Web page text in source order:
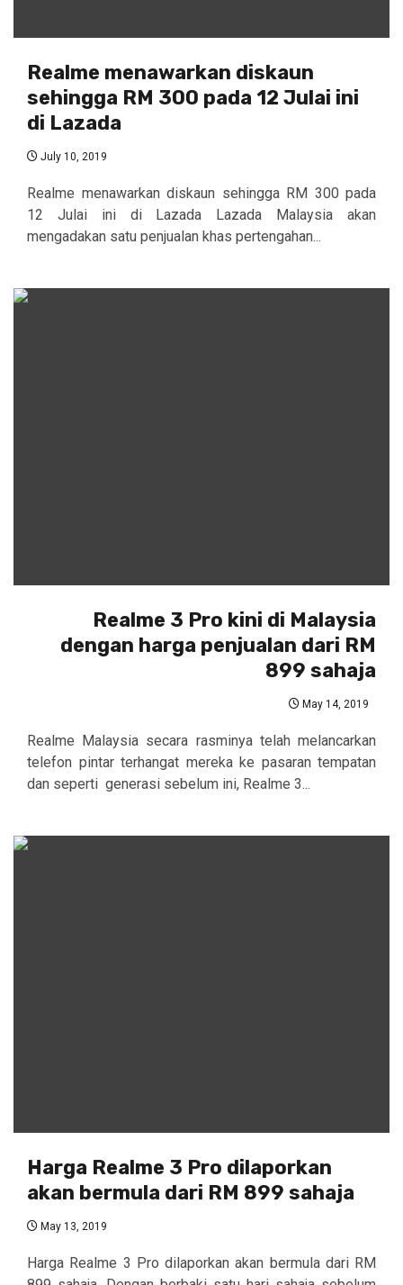
Realme menawarkan diskaun
sehingga RM 300 pada 12 Julai ini
di Lazada
July 10, 2019
Realme menawarkan diskaun sehingga RM 300 pada
12 Julai ini di Lazada Lazada Malaysia akan
mengadakan satu penjualan khas pertengahan...
Realme 3 Pro kini di Malaysia
dengan harga penjualan dari RM
899 sahaja
May 14, 2019
Realme Malaysia secara rasminya telah melancarkan
telefon pintar terhangat mereka ke pasaran tempatan
dan seperti generasi sebelum ini, Realme 3...
Harga Realme 3 Pro dilaporkan
akan bermula dari RM 899 sahaja
May 13, 2019
Harga Realme 3 Pro dilaporkan akan bermula dari RM